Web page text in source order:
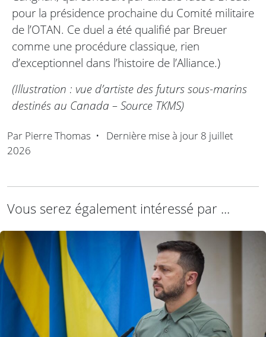
pour la présidence prochaine du Comité militaire
de l’OTAN. Ce duel a été qualifié par Breuer
comme une procédure classique, rien
d’exceptionnel dans l’histoire de l’Alliance.)
(Illustration : vue d’artiste des futurs sous-marins
destinés au Canada – Source TKMS)
Par Pierre Thomas • Dernière mise à jour 8 juillet
2026
Vous serez également intéressé par ...